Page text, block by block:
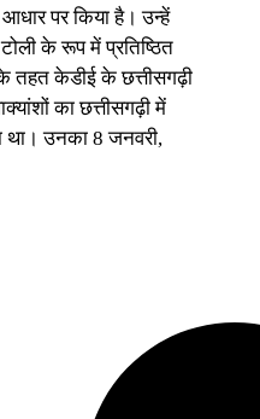
आधार पर किया है। उन्हें
के रूप में प्रतिष्ठित
के तहत केडीई के छत्तीसगढ़ी
का छत्तीसगढ़ी में
था। उनका 8 जनवरी,